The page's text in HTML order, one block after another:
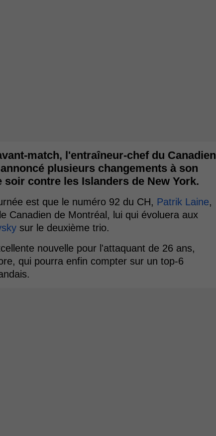
match, l'entraîneur-chef du Canadien
plusieurs changements à son
contre les Islanders de New York.
est que le numéro 92 du CH, Patrik Laine,
Canadien de Montréal, lui qui évoluera aux
sur le deuxième trio.
nouvelle pour l'attaquant de 26 ans,
qui pourra enfin compter sur un top-6